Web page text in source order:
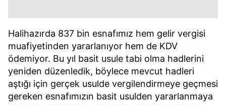
Halihazırda 837 bin esnafımız hem gelir vergisi
muafiyetinden yararlanıyor hem de KDV
ödemiyor. Bu yıl basit usule tabi olma hadlerini
yeniden düzenledik, böylece mevcut hadleri
aştığı için gerçek usulde vergilendirmeye geçmesi
gereken esnafımızın basit usulden yararlanmaya